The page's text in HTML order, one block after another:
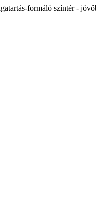
formáló színtér -